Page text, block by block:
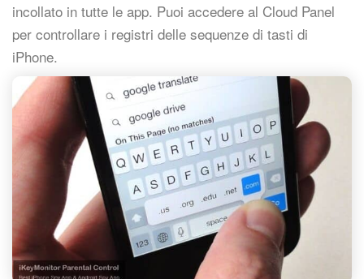
incollato in tutte le app. Puoi accedere al Cloud Panel
per controllare i registri delle sequenze di tasti di
iPhone.